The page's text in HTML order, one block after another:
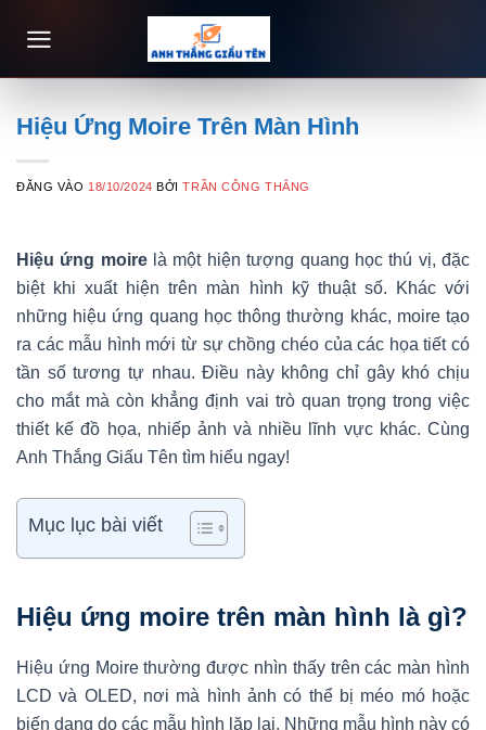
qua
Hiệu Ứng Moire Trên Màn Hình
ĐĂNG VÀO 18/10/2024 BỞITRẦN CÔNG THẮNG
Hiệu ứng moirelà một hiện tượng quang học thú vị, đặc
biệt khi xuất hiện trên màn hình kỹ thuật số. Khác với
những hiệu ứng quang học thông thường khác, moire tạo
ra các mẫu hình mới từ sự chồng chéo của các họa tiết có
tần số tương tự nhau. Điều này không chỉ gây khó chịu
cho mắt mà còn khẳng định vai trò quan trọng trong việc
thiết kế đồ họa, nhiếp ảnh và nhiều lĩnh vực khác. Cùng
Anh Thắng Giấu Tên tìm hiểu ngay!
Mục lục bài viết
Hiệu ứng moire trên màn hình là gì?
Hiệu ứng Moire thường được nhìn thấy trên các màn hình
LCD và OLED, nơi mà hình ảnh có thể bị méo mó hoặc
biến dạng do các mẫu hình lặp lại. Những mẫu hình này có